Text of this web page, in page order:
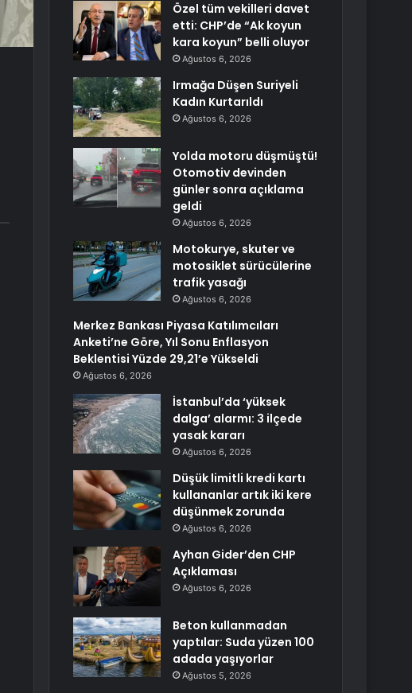
Özel tüm vekilleri davet
etti: CHP’de “Ak koyun
kara koyun” belli oluyor
Ağustos 6, 2026
Irmağa Düşen Suriyeli
Kadın Kurtarıldı
Ağustos 6, 2026
Yolda motoru düşmüştü!
Otomotiv devinden
günler sonra açıklama
geldi
Ağustos 6, 2026
Motokurye, skuter ve
motosiklet sürücülerine
trafik yasağı
Ağustos 6, 2026
Merkez Bankası Piyasa Katılımcıları
Anketi’ne Göre, Yıl Sonu Enflasyon
Beklentisi Yüzde 29,21’e Yükseldi
Ağustos 6, 2026
İstanbul’da ‘yüksek
dalga’ alarmı: 3 ilçede
yasak kararı
Ağustos 6, 2026
Düşük limitli kredi kartı
kullananlar artık iki kere
düşünmek zorunda
Ağustos 6, 2026
Ayhan Gider’den CHP
Açıklaması
Ağustos 6, 2026
Beton kullanmadan
yaptılar: Suda yüzen 100
adada yaşıyorlar
Ağustos 5, 2026